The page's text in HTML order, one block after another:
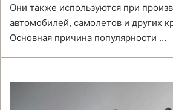
Они также используются при
автомобилей, самолетов и других
Основная причина популярности …